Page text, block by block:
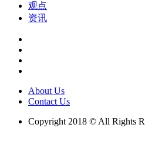
观点
资讯
About Us
Contact Us
Copyright 2018 © All Rights